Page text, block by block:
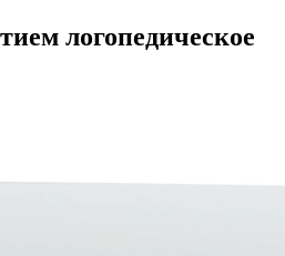
логопедическое